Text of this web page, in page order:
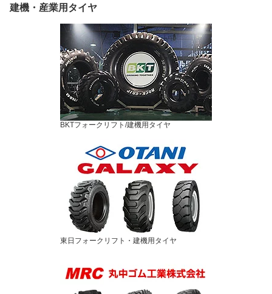
建機・産業用タイヤ
BKTフォークリフト/建機用タイヤ
東日フォークリフト・建機用タイヤ